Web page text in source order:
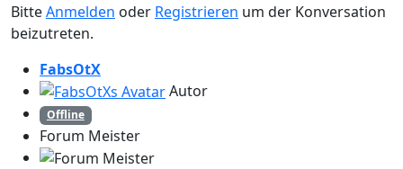
BitteAnmelden oder Registrieren um der Konversation
beizutreten.
FabsOtX
Autor
Offline
Forum Meister